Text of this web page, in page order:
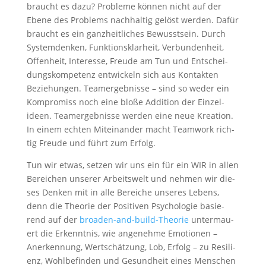
braucht es dazu? Pro­ble­me kön­nen nicht auf der
Ebe­ne des Pro­blems nach­hal­tig gelöst wer­den. Dafür
braucht es ein ganz­heit­li­ches Bewusst­sein. Durch
Sys­tem­den­ken, Funk­ti­ons­klar­heit, Ver­bun­den­heit,
Offen­heit, Inter­es­se, Freu­de am Tun und Ent­schei­
dungs­kom­pe­tenz ent­wi­ckeln sich aus Kon­tak­ten
Bezie­hun­gen. Team­er­geb­nis­se – sind so weder ein
Kom­pro­miss noch eine blo­ße Addi­ti­on der Ein­zel­
ideen. Team­er­geb­nis­se wer­den eine neue Krea­ti­on.
In einem ech­ten Mit­ein­an­der macht Team­work rich­
tig Freu­de und führt zum Erfolg.
Tun wir etwas, set­zen wir uns ein für ein WIR in allen
Berei­chen unse­rer Arbeits­welt und neh­men wir die­
ses Den­ken mit in alle Berei­che unse­res Lebens,
denn die Theo­rie der Posi­ti­ven Psy­cho­lo­gie basie­
rend auf der broa­den-and-build-Theo­rie unter­mau­
ert die Erkennt­nis, wie ange­neh­me Emo­tio­nen –
Aner­ken­nung, Wert­schät­zung, Lob, Erfolg – zu Resi­li­
enz, Wohl­be­fin­den und Gesund­heit eines Men­schen